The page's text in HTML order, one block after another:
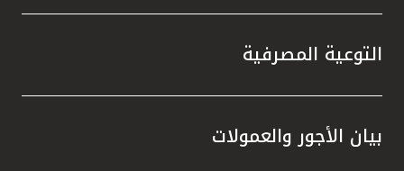
التوعية المصرفية
بيان الأجور والعمولات